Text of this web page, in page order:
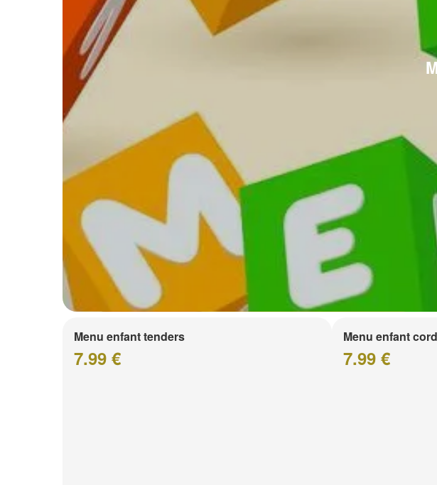
Menu enfant tenders
7.99 €
Menu enfant
7.99 €